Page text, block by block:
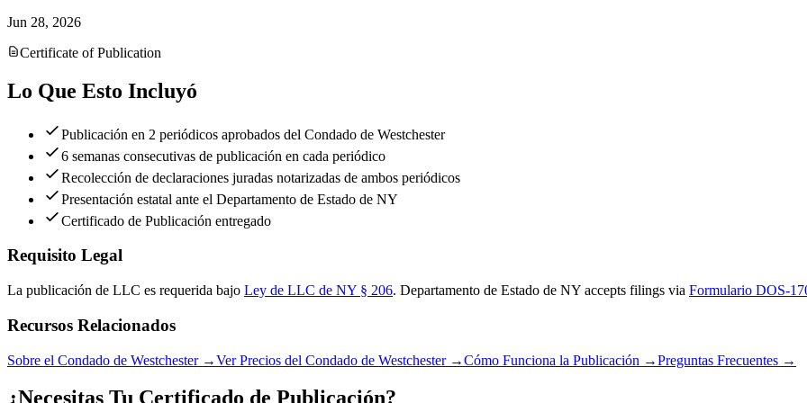
Jun 28, 2026
Certificate of Publication
Lo Que Esto Incluyó
Publicación en 2 periódicos aprobados del Condado de Westchester
6 semanas consecutivas de publicación en cada periódico
Recolección de declaraciones juradas notarizadas de ambos periódicos
Presentación estatal ante el Departamento de Estado de NY
Certificado de Publicación entregado
Requisito Legal
La publicación de LLC es requerida bajo Ley de LLC de NY § 206. Departamento de Estado de NY accepts filings via Formulario DOS-
Recursos Relacionados
Sobre el Condado de Westchester→Ver Precios del Condado de Westchester→Cómo Funciona la Publicación →Preguntas Frecuentes →
¿Necesitas Tu Certificado de Publicación?